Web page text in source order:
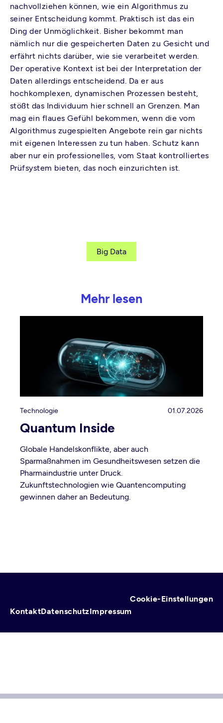
nachvollziehen können, wie ein Algorithmus zu
seiner Entscheidung kommt. Praktisch ist das ein
Ding der Unmöglichkeit. Bisher bekommt man
nämlich nur die gespeicherten Daten zu Gesicht und
erfährt nichts darüber, wie sie verarbeitet werden.
Der operative Kontext ist bei der Interpretation der
Daten allerdings entscheidend. Da er aus
hochkomplexen, dynamischen Prozessen besteht,
stößt das Individuum hier schnell an Grenzen. Man
mag ein flaues Gefühl bekommen, wenn die vom
Algorithmus zugespielten Angebote rein gar nichts
mit eigenen Interessen zu tun haben. Schutz kann
aber nur ein professionelles, vom Staat kontrolliertes
Prüfsystem bieten, das noch einzurichten ist.
Big Data
Mehr lesen
Technologie 01.07.2026
Quantum Inside
Globale Handelskonflikte, aber auch
Sparmaßnahmen im Gesundheitswesen setzen die
Pharmaindustrie unter Druck.
Zukunftstechnologien wie Quantencomputing
gewinnen daher an Bedeutung.
Cookie-Einstellungen
Fußzeile
KontaktDatenschutzImpressum